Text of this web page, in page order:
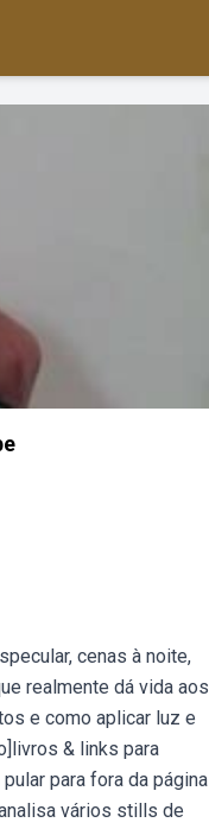
cenas à noite,
realmente dá vida aos
e como aplicar luz e
& links para
para fora da página
vários stills de